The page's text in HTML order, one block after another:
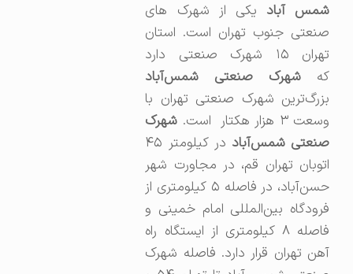
شمس آباد یکی از شهرک های
صنعتی جنوب تهران است. استان
تهران ۱۵ شهرک صنعتی دارد
کهشهرک صنعتی شمس‌آباد
بزرگ‌ترین شهرک صنعتی تهران با
وسعت ۳ هزار هکتار است.
شهرک
صنعتی شمس‌آباد
در کیلومتر ۴۵
اتوبان تهران قم، در مجاورت شهر
حسن‌آباد، در فاصله ۵ کیلومتری از
فرودگاه بین‌المللی امام خمینی و
فاصله ۸ کیلومتری از ایستگاه راه‌
آهن تهران قرار دارد. فاصله شهرک